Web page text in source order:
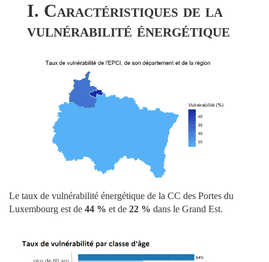
I. Caractéristiques de la
vulnérabilité énergétique
Le taux de vulnérabilité énergétique de la CC des Portes du
Luxembourg est de 44 % et de 22 % dans le Grand Est.